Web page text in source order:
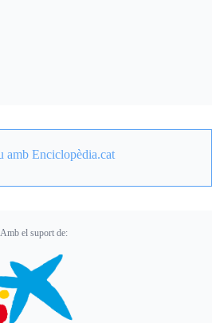
amb Enciclopèdia.cat
Amb el suport de: